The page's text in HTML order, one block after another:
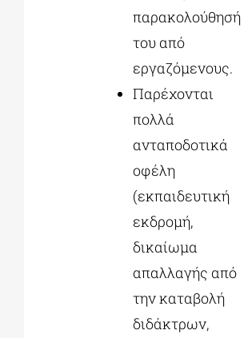
παρακολούθησή
του από
εργαζόμενους.
Παρέχονται
πολλά
ανταποδοτικά
οφέλη
(εκπαιδευτική
εκδρομή,
δικαίωμα
απαλλαγής από
την καταβολή
διδάκτρων,